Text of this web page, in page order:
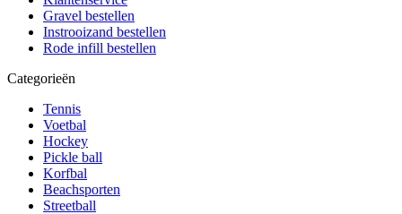
Gravel bestellen
Instrooizand bestellen
Rode infill bestellen
Categorieën
Tennis
Voetbal
Hockey
Pickle ball
Korfbal
Beachsporten
Streetball